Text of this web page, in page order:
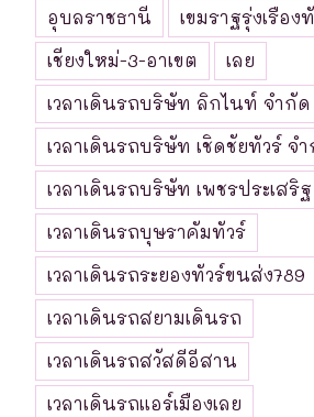
อุบลราชธานี
เขมราฐรุ่งเรือง
เชียงใหม่-3-อาเขต
เลย
เวลาเดินรถบริษัท ลิกไนท์ จำกัด
เวลาเดินรถบริษัท เชิดชัยทัวร์ จ
เวลาเดินรถบริษัท เพชรประเสริ
เวลาเดินรถบุษราคัมทัวร์
เวลาเดินรถระยองทัวร์ขนส่ง789
เวลาเดินรถสยามเดินรถ
เวลาเดินรถสวัสดีอีสาน
เวลาเดินรถแอร์เมืองเลย